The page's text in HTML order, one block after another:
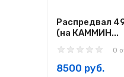
Распредвал
(на КАММИН...
0
8500 руб.